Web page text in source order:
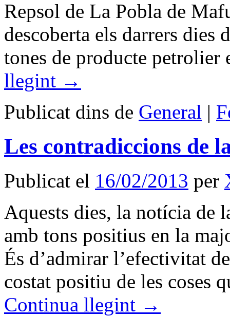
Repsol de La Pobla de
descoberta els darrers dies
tones de producte
llegint →
Publicat dins de General |
Les contradiccions de
Publicat el 16/02/2013 per
Aquests dies, la notícia de
amb tons positius en la
És d’admirar l’efectivitat
costat positiu de les coses
Continua llegint →